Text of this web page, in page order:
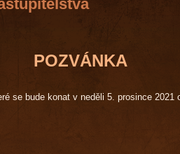
POZVÁNKA
se bude konat v neděli 5. prosince